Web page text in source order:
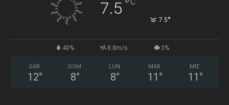
7.5 °
7.5°
40% 8.8m/s 3%
SÁB
12°
DOM
8°
LUN
8°
MAR
11 °
MIÉ
11 °